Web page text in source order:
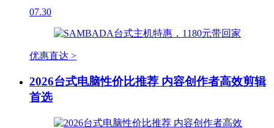
07.30
优惠直达 >
2026台式电脑性价比推荐 内容创作者高效剪辑
首选